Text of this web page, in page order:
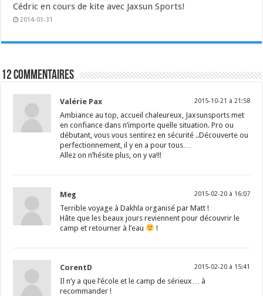
Cédric en cours de kite avec Jaxsun Sports!
2014-01-31
12 commentaires
Valérie Pax 2015-10-21 à 21:58
Ambiance au top, accueil chaleureux, Jaxsunsports met
en confiance dans n’importe quelle situation. Pro ou
débutant, vous vous sentirez en sécurité ..Découverte ou
perfectionnement, il y en a pour tous…
Allez on n’hésite plus, on y va!!!
Meg 2015-02-20 à 16:07
Terrible voyage à Dakhla organisé par Matt !
Hâte que les beaux jours reviennent pour découvrir le
camp et retourner à l’eau
!
CorentD 2015-02-20 à 15:41
Il n’y a que l’école et le camp de sérieux… à
recommander !